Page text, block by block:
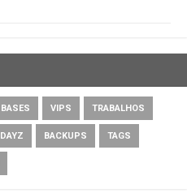
BASES VIPS TRABALHOS
DAYZ BACKUPS TAGS